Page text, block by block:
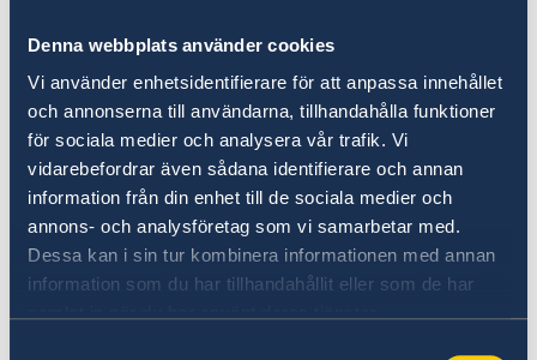
Denna webbplats använder cookies
Vi använder enhetsidentifierare för att anpassa innehållet
och annonserna till användarna, tillhandahålla funktioner
för sociala medier och analysera vår trafik. Vi
vidarebefordrar även sådana identifierare och annan
information från din enhet till de sociala medier och
annons- och analysföretag som vi samarbetar med.
Dessa kan i sin tur kombinera informationen med annan
information som du har tillhandahållit eller som de har
paid a working visit to Armenia
During her visit, Linde met with Prime Minister
Nikol Pashinyan, President Armen Sarkissian,
Foreign Minister Ara Aivazian, as well as other
interlocutors, including representatives from
civil society. She expressed the Swedish OSCE
Chairpersonship’s interest in exploring further
areas for increased OSCE engagement in and
with Armenia.